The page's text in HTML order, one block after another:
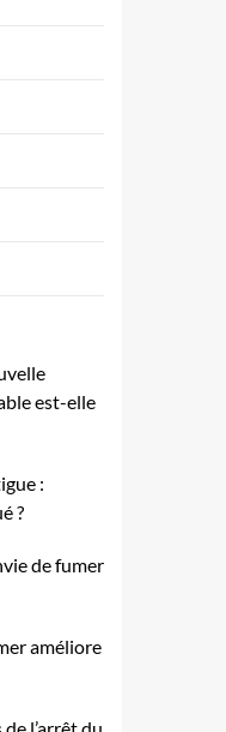
est-elle
:
?
de fumer
améliore